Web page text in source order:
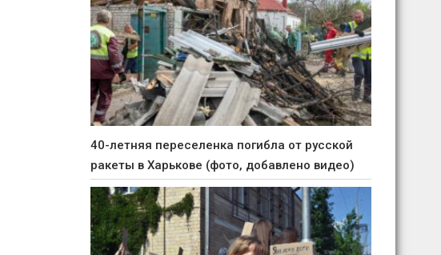
40-летняя переселенка погибла от русской
ракеты в Харькове (фото, добавлено видео)